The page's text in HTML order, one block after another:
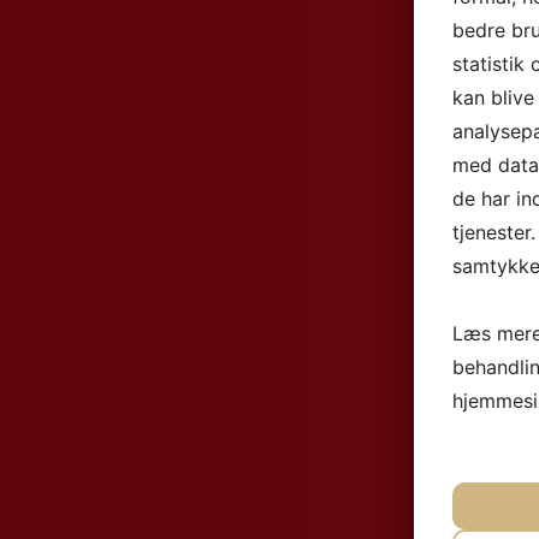
bedre
statistik
kan
med
de har
Læs